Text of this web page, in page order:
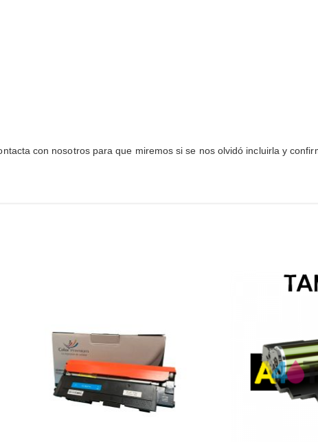
con nosotros para que miremos si se nos olvidó incluirla y